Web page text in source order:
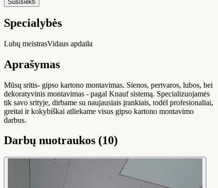
Susisiekti
Specialybės
Lubų meistrasVidaus apdaila
Aprašymas
Mūsų sritis- gipso kartono montavimas. Sienos, pertvaros, lubos, bei
dekoratyvinis montavimas - pagal Knauf sistemą. Specializuojamės
tik savo srityje, dirbame su naujausiais įrankiais, todėl profesionaliai,
greitai ir kokybiškai atliekame visus gipso kartono montavimo
darbus.
Darbų nuotraukos (10)